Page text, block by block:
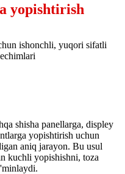
yopishtirish
ishonchli, yuqori sifatli
shisha panellarga, displey
yopishtirish uchun
aniq jarayon. Bu usul
kuchli yopishishni, toza